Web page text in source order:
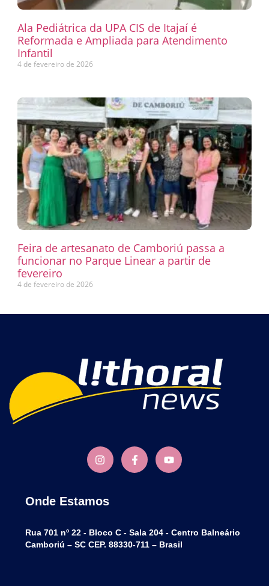
Ala Pediátrica da UPA CIS de Itajaí é
Reformada e Ampliada para Atendimento
Infantil
4 de fevereiro de 2026
Feira de artesanato de Camboriú passa a
funcionar no Parque Linear a partir de
fevereiro
4 de fevereiro de 2026
Onde Estamos
Rua 701 nº 22 - Bloco C - Sala 204 - Centro Balneário
Camboriú – SC CEP. 88330-711 – Brasil